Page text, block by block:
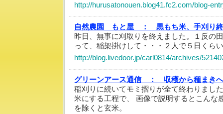
http://hurusatonouen.blog41.fc2.com/blog-
自然農園 もと屋 ：
黒もち米、手刈り
昨日、無事に刈取りを終えました。１反の
って、稲架掛けして・・・２人で５日くら
http://blog.livedoor.jp/carl0814/archives/
グリーンアース通信 ：
収穫から種まきへ
稲刈りに続いてモミ摺りが全て終わりまし
米にする工程で、 画像で説明するとこんな
を除くと玄米。